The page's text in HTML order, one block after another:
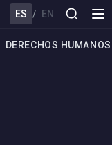
ES / EN
DERECHOS HUMANOS